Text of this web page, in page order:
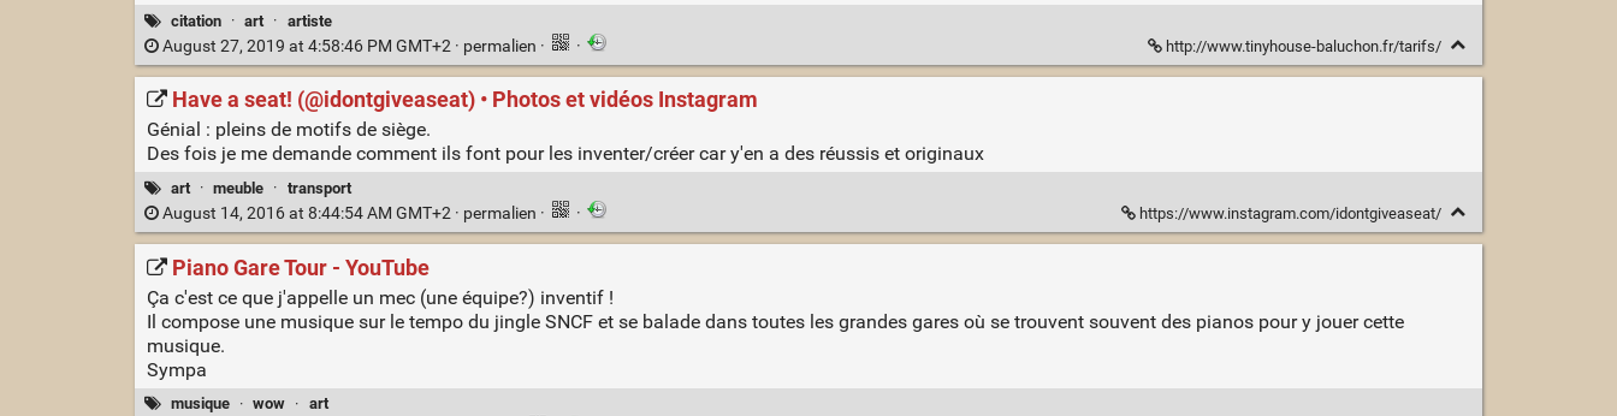
citation · art · artiste
August 27, 2019 at 4:58:46 PM GMT+2 · permalien · · http://www.tinyhouse-baluchon.fr/tarifs/
Have a seat! (@idontgiveaseat) • Photos et vidéos Instagram
Génial : pleins de motifs de siège.
Des fois je me demande comment ils font pour les inventer/créer car y'en a des réussis et originaux
art · meuble · transport
August 14, 2016 at 8:44:54 AM GMT+2 · permalien · · https://www.instagram.com/idontgiveaseat/
Piano Gare Tour - YouTube
Ça c'est ce que j'appelle un mec (une équipe?) inventif !
Il compose une musique sur le tempo du jingle SNCF et se balade dans toutes les grandes gares où se trouvent souvent des pianos pour y jouer cette
musique.
Sympa
musique · wow · art